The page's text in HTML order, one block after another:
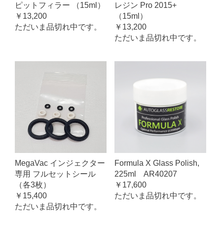
ピットフィラー （15ml）
￥13,200
ただいま品切れ中です。
レジン Pro 2015+
（15ml）
￥13,200
ただいま品切れ中です。
MegaVac インジェクター
専用 フルセットシール
（各3枚）
￥15,400
ただいま品切れ中です。
Formula X Glass Polish,
225ml AR40207
￥17,600
ただいま品切れ中です。